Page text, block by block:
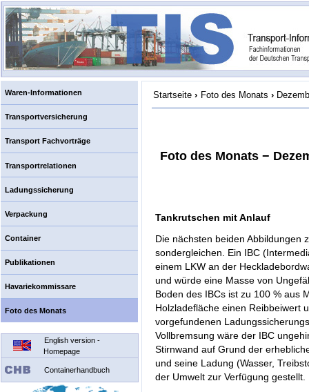
Waren-Informationen
Transportversicherung
Transport Fachvorträge
Transportrelationen
Ladungssicherung
Verpackung
Container
Publikationen
Havariekommissare
Foto des Monats
English version -
Homepage
Containerhandbuch
Startseite › Foto des Monats ›
Foto des Monats −
Tankrutschen mit Anlauf
Die nächsten beiden Abbildungen
sondergleichen. Ein IBC
einem LKW an der
und würde eine Masse von
Boden des IBCs ist zu 100 % aus
Holzladefläche einen Reibbeiwert
vorgefundenen
Vollbremsung wäre der IBC
Stirnwand auf Grund der
und seine Ladung (Wasser,
der Umwelt zur Verfügung gestellt.